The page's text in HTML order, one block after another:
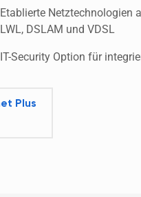
Etablierte Netztechnologien
LWL, DSLAM und VDSL
IT-Security Option für
Plus